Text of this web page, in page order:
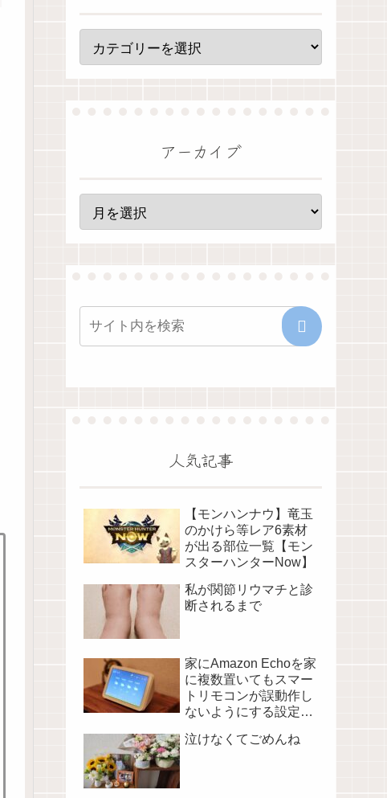
アーカイブ
人気記事
【モンハンナウ】竜玉
のかけら等レア6素材
が出る部位一覧【モン
スターハンターNow】
私が関節リウマチと診
断されるまで
家にAmazon Echoを家
に複数置いてもスマー
トリモコンが誤動作し
ないようにする設定に
泣けなくてごめんね